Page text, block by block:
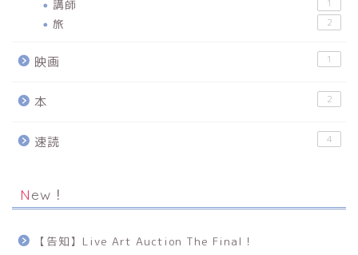
講師 1
旅 2
映画 1
本 2
速読 4
New！
【告知】Live Art Auction The Final！